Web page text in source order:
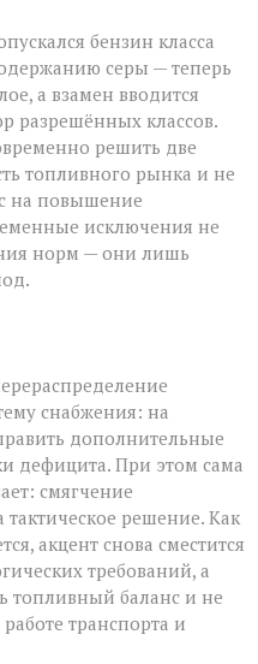
бензин класса
серы — теперь
а взамен вводится
разрешённых классов.
решить две
топливного рынка и не
на повышение
исключения не
норм — они лишь
снабжения: на
дополнительные
дефицита. При этом сама
смягчение
тактическое решение. Как
акцент снова сместится
требований, а
топливный баланс и не
транспорта и